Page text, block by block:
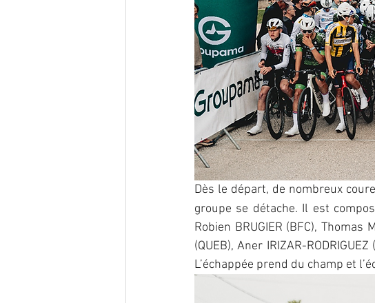
Dès le départ, de nombreux
groupe se détache. Il est
Robien BRUGIER (BFC), Thomas
(QUEB), Aner IRIZAR-
L’échappée prend du champ et